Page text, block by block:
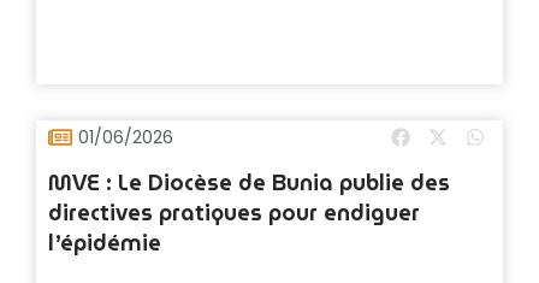
01/06/2026
MVE : Le Diocèse de Bunia publie des
directives pratiques pour endiguer
l’épidémie